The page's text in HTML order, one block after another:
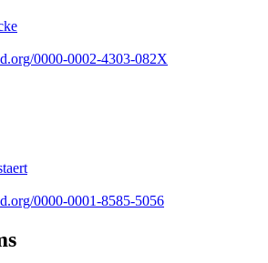
0000-0002-4303-082X
0000-0001-8585-5056